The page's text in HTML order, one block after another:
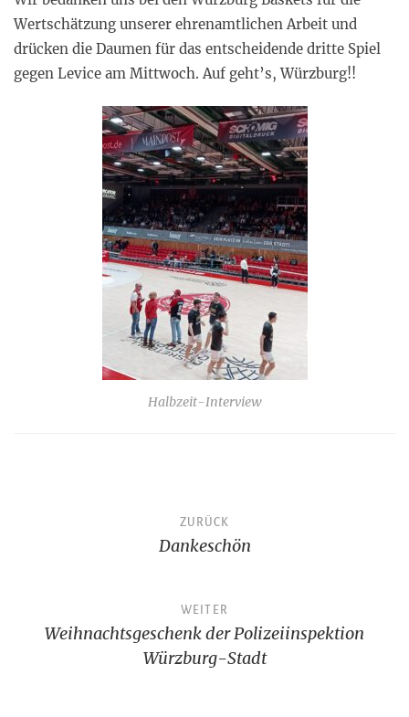
Wertschätzung unserer ehrenamtlichen Arbeit und
drücken die Daumen für das entscheidende dritte Spiel
gegen Levice am Mittwoch. Auf geht’s, Würzburg!!
Halbzeit-Interview
Beitragsnavigation
ZURÜCK
Dankeschön
WEITER
Weihnachtsgeschenk der Polizeiinspektion
Würzburg-Stadt